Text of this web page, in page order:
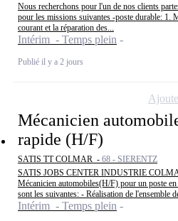
Nous recherchons pour l'un de nos clients
pour les missions suivantes -poste durable: 1.
courant et la réparation des...
Intérim - Temps plein
Publié il y a 2 jours
Mécanicien
rapide (H/F)
SATIS TT COLMAR - 68 - SIERENTZ
SATIS JOBS CENTER INDUSTRIE
Mécanicien automobiles(H/F) pour un poste
sont les suivantes: - Réalisation de l'ensemble
Intérim - Temps plein